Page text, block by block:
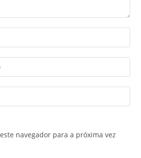
navegador para a próxima vez